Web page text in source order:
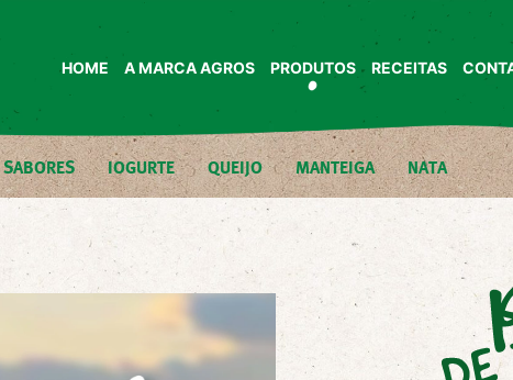
HOME A MARCA AGROS PRODUTOS RECEITAS
IOGURTE QUEIJO MANTEIGA NATA